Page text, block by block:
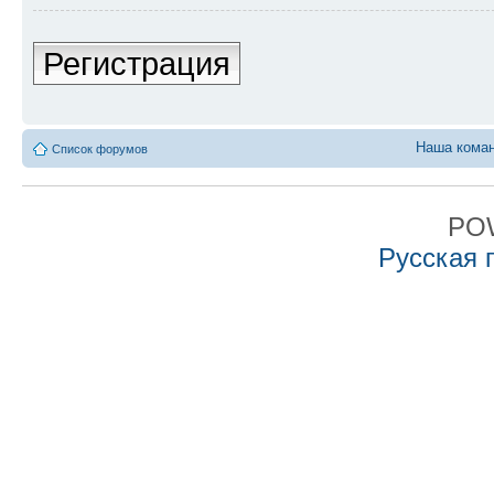
Регистрация
Список форумов Наша
Русская